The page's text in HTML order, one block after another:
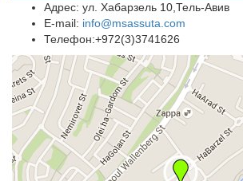
Адрес: ул. Хабарзель 10,Тель-Авив
E-mail: info@msassuta.com
Телефон:+972(3)3741626